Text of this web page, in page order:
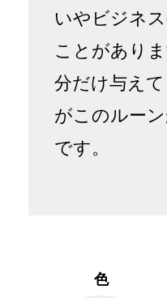
いやビジネ
ことがあり
分だけ与え
がこのルー
です。
色